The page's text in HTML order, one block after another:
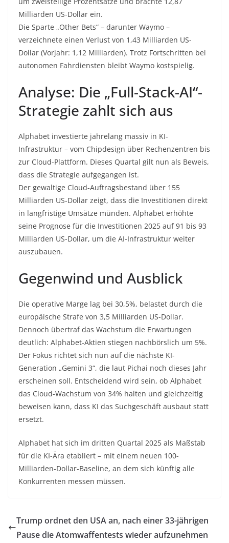
Milliarden US-Dollar ein.
Die Sparte „Other Bets“ – darunter Waymo –
verzeichnete einen Verlust von 1,43 Milliarden US-
Dollar (Vorjahr: 1,12 Milliarden). Trotz Fortschritten bei
autonomen Fahrdiensten bleibt Waymo kostspielig.
Analyse: Die „Full-Stack-AI“-
Strategie zahlt sich aus
Alphabet investierte jahrelang massiv in KI-
Infrastruktur – vom Chipdesign über Rechenzentren bis
zur Cloud-Plattform. Dieses Quartal gilt nun als Beweis,
dass die Strategie aufgegangen ist.
Der gewaltige Cloud-Auftragsbestand über 155
Milliarden US-Dollar zeigt, dass die Investitionen direkt
in langfristige Umsätze münden. Alphabet erhöhte
seine Prognose für die Investitionen 2025 auf 91 bis 93
Milliarden US-Dollar, um die AI-Infrastruktur weiter
auszubauen.
Gegenwind und Ausblick
Die operative Marge lag bei 30,5%, belastet durch die
europäische Strafe von 3,5 Milliarden US-Dollar.
Dennoch übertraf das Wachstum die Erwartungen
deutlich: Alphabet-Aktien stiegen nachbörslich um 5%.
Der Fokus richtet sich nun auf die nächste KI-
Generation „Gemini 3“, die laut Pichai noch dieses Jahr
erscheinen soll. Entscheidend wird sein, ob Alphabet
das Cloud-Wachstum von 34% halten und gleichzeitig
beweisen kann, dass KI das Suchgeschäft ausbaut statt
ersetzt.
Alphabet hat sich im dritten Quartal 2025 als Maßstab
für die KI-Ära etabliert – mit einem neuen 100-
Milliarden-Dollar-Baseline, an dem sich künftig alle
Konkurrenten messen müssen.
Trump ordnet den USA an, nach einer 33-jährigen
Pause die Atomwaffentests wieder aufzunehmen